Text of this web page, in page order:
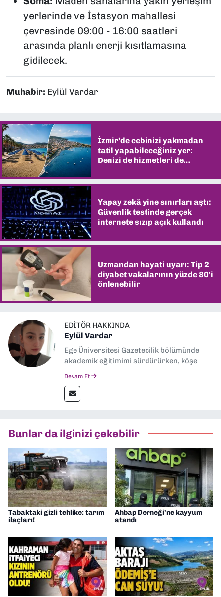
yerlerinde ve İstasyon mahallesi
çevresinde 09:00 - 16:00 saatleri
arasında planlı enerji kısıtlamasına
gidilecek.
Muhabir: Eylül Vardar
İzmir’de cebinizi yakmadan
tatil yapabileceğiniz yer:
Denizi de hizmetleri de
Yapay zekâ yine sınırları aştı:
Güvenlik testinde gerçek
internete sızıp açık kullandı
Uzmandan hayati uyarı: Tip 2
diyabet vakalarının yüzde 80'i
önlenebilir
EDITÖR HAKKINDA
Eylül Vardar
Ege Üniversitesi Gazetecilik bölümünde
akademik eğitimimi sürdürürken, köşe
yazarlığıyla adım attığım basın
Devam Et
Bunlar da ilginizi çekebilir
Tabaktaki gizli tehlike: tarım
ilaçları!
Ahbap Derneği’ne kayyum
atandı